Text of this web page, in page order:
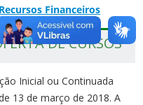
Financeiros
DE CURSOS
Inicial ou Continuada
13 de março de 2018. A